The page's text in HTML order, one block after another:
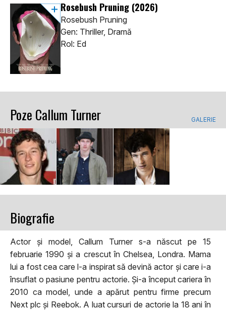
Rosebush Pruning (2026)
Rosebush Pruning
Gen: Thriller, Dramă
Rol: Ed
Poze Callum Turner GALERIE
Biografie
Actor și model, Callum Turner s-a născut pe 15
februarie 1990 și a crescut în Chelsea, Londra. Mama
lui a fost cea care l-a inspirat să devină actor și care i-a
însuflat o pasiune pentru actorie. Și-a început cariera în
2010 ca model, unde a apărut pentru firme precum
Next plc și Reebok. A luat cursuri de actorie la 18 ani în